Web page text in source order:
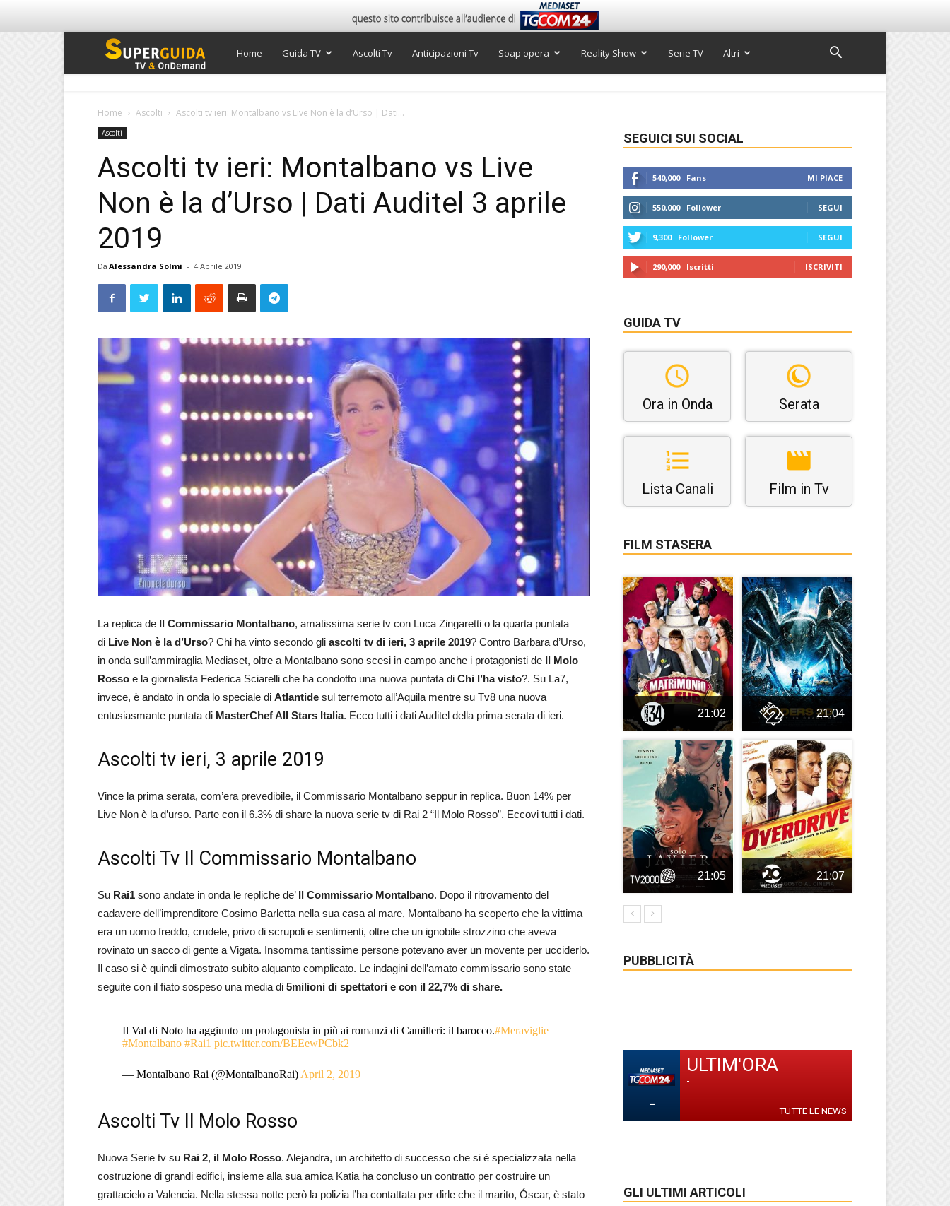
Super
Home Guida TV Ascolti Tv Anticipazioni Tv Soap opera Reality Show Serie TV Altri
Home Ascolti Ascolti tv ieri: Montalbano vs Live Non è la d’Urso | Dati...
Ascolti
Ascolti tv ieri: Montalbano vs Live
Non è la d’Urso | Dati Auditel 3 aprile
2019
Da Alessandra Solmi - 4 Aprile 2019
La replica de Il Commissario Montalbano, amatissima serie tv con Luca Zingaretti o la quarta puntata
di Live Non è la d’Urso? Chi ha vinto secondo gli ascolti tv di ieri, 3 aprile 2019? Contro Barbara d’Urso,
in onda sull’ammiraglia Mediaset, oltre a Montalbano sono scesi in campo anche i protagonisti de Il Molo
Rosso e la giornalista Federica Sciarelli che ha condotto una nuova puntata di Chi l’ha visto?. Su La7,
invece, è andato in onda lo speciale di Atlantide sul terremoto all’Aquila mentre su Tv8 una nuova
entusiasmante puntata di MasterChef All Stars Italia. Ecco tutti i dati Auditel della prima serata di ieri.
Ascolti tv ieri, 3 aprile 2019
Vince la prima serata, com’era prevedibile, il Commissario Montalbano seppur in replica. Buon 14% per
Live Non è la d’urso. Parte con il 6.3% di share la nuova serie tv di Rai 2 “Il Molo Rosso”. Eccovi tutti i dati.
Ascolti Tv Il Commissario Montalbano
Su Rai1 sono andate in onda le repliche de’ Il Commissario Montalbano. Dopo il ritrovamento del
cadavere dell’imprenditore Cosimo Barletta nella sua casa al mare, Montalbano ha scoperto che la vittima
era un uomo freddo, crudele, privo di scrupoli e sentimenti, oltre che un ignobile strozzino che aveva
rovinato un sacco di gente a Vigata. Insomma tantissime persone potevano aver un movente per ucciderlo.
Il caso si è quindi dimostrato subito alquanto complicato. Le indagini dell’amato commissario sono state
seguite con il fiato sospeso una media di 5milioni di spettatori e con il 22,7% di share.
Il Val di Noto ha aggiunto un protagonista in più ai romanzi di Camilleri: il barocco.#Meraviglie
#Montalbano #Rai1 pic.twitter.com/BEEewPCbk2
— Montalbano Rai (@MontalbanoRai) April 2, 2019
Ascolti Tv Il Molo Rosso
Nuova Serie tv su Rai 2, il Molo Rosso. Alejandra, un architetto di successo che si è specializzata nella
costruzione di grandi edifici, insieme alla sua amica Katia ha concluso un contratto per costruire un
grattacielo a Valencia. Nella stessa notte però la polizia l’ha contattata per dirle che il marito, Óscar, è stato
SEGUICI SUI SOCIAL
540,000 Fans MI PIACE
550,000 Follower SEGUI
9,300 Follower SEGUI
290,000 Iscritti ISCRIVITI
GUIDA TV
Ora in Onda Serata
Lista Canali Film in Tv
FILM STASERA
21:02 21:04
21:05 21:07
PUBBLICITÀ
-
ULTIM'ORA
-
TUTTE LE NEWS
GLI ULTIMI ARTICOLI